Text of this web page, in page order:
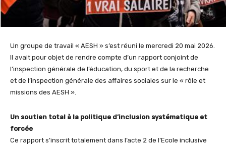
Un groupe de travail « AESH » s’est réuni le mercredi 20 mai 2026.
Il avait pour objet de rendre compte d’un rapport conjoint de
l’inspection générale de l’éducation, du sport et de la recherche
et de l’inspection générale des affaires sociales sur le « rôle et
missions des AESH ».
Un soutien total à la politique d’inclusion systématique et
forcée
Ce rapport s’inscrit totalement dans l’acte 2 de l’Ecole inclusive